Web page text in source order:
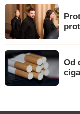
Od